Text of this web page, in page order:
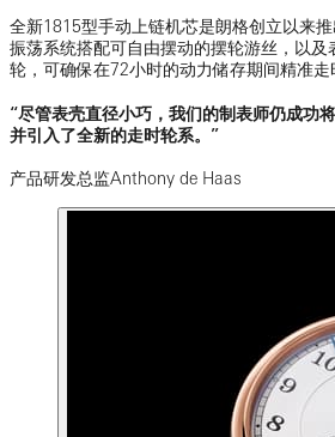
全新1815型手动上链机芯是朗格创立以来
振荡系统搭配可自由摆动的摆轮游丝，以及
轮，可确保在72小时的动力储存期间精准走
“尽管表壳直径小巧，我们的制表师仍成功
并引入了全新的走时轮系。”
产品研发总监Anthony de Haas